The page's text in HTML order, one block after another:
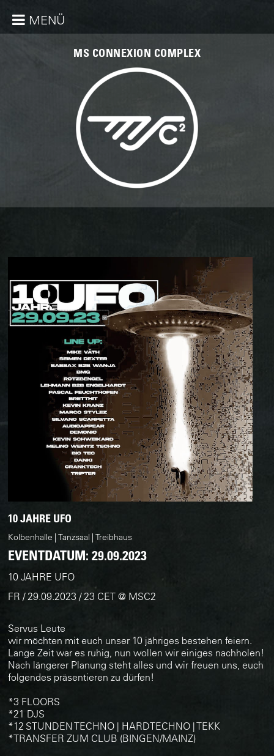
MENÜ
MS CONNEXION COMPLEX
10 JAHRE UFO
Kolbenhalle Tanzsaal Treibhaus
EVENTDATUM:29.09.2023
10 JAHRE UFO
FR / 29.09.2023 / 23 CET @ MSC2
Servus Leute
wir möchten mit euch unser 10 jähriges bestehen feiern.
Lange Zeit war es ruhig, nun wollen wir einiges nachholen!
Nach längerer Planung steht alles und wir freuen uns, euch
folgendes präsentieren zu dürfen!
*3 FLOORS
*21 DJS
*12 STUNDEN TECHNO | HARDTECHNO | TEKK
*TRANSFER ZUM CLUB (BINGEN/MAINZ)